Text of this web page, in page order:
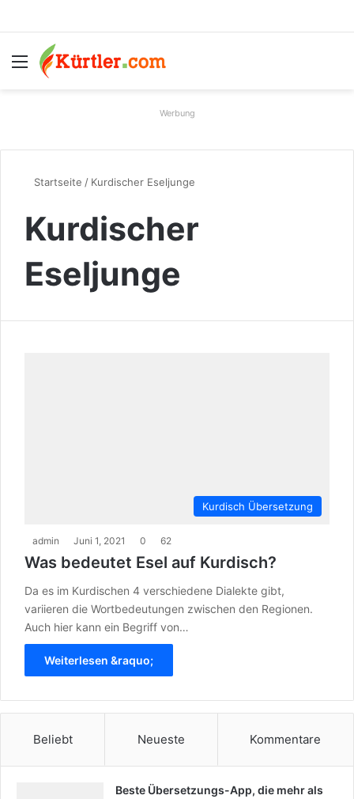
Menü
Werbung
Startseite / Kurdischer Eseljunge
Kurdischer
Eseljunge
Kurdisch Übersetzung
admin Juni 1, 2021 0 62
Was bedeutet Esel auf Kurdisch?
Da es im Kurdischen 4 verschiedene Dialekte gibt,
variieren die Wortbedeutungen zwischen den Regionen.
Auch hier kann ein Begriff von…
Weiterlesen &raquo;
Beliebt Neueste Kommentare
Beste Übersetzungs-App, die mehr als